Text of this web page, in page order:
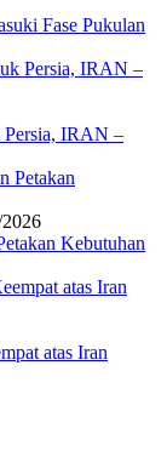
Fase Pukulan
Persia, IRAN –
Kebutuhan
atas Iran